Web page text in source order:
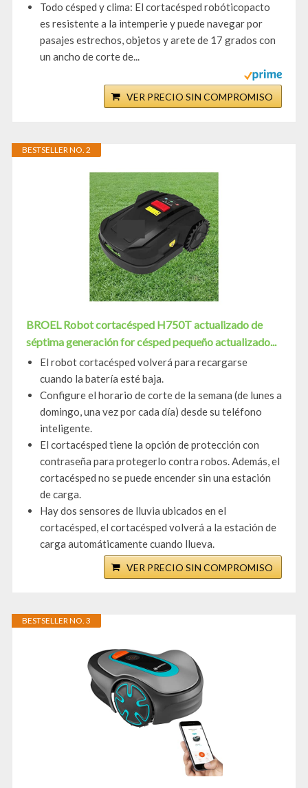
Todo césped y clima: El cortacésped robóticopacto
es resistente a la intemperie y puede navegar por
pasajes estrechos, objetos y arete de 17 grados con
un ancho de corte de...
VER PRECIO SIN COMPROMISO
BESTSELLER NO. 2
BROEL Robot cortacésped H750T actualizado de
séptima generación for césped pequeño actualizado...
El robot cortacésped volverá para recargarse
cuando la batería esté baja.
Configure el horario de corte de la semana (de lunes a
domingo, una vez por cada día) desde su teléfono
inteligente.
El cortacésped tiene la opción de protección con
contraseña para protegerlo contra robos. Además, el
cortacésped no se puede encender sin una estación
de carga.
Hay dos sensores de lluvia ubicados en el
cortacésped, el cortacésped volverá a la estación de
carga automáticamente cuando llueva.
VER PRECIO SIN COMPROMISO
BESTSELLER NO. 3